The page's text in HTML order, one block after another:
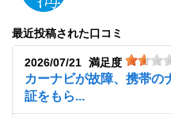
最近投稿された口コミ
2026/07/21 満足度
カーナビが故障、携帯の
証をもら...